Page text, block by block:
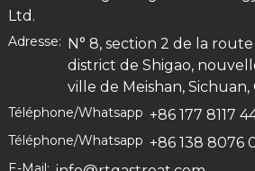
Ltd.
Adresse: N° 8, section 2 de la
district de Shigao,
ville de Meishan, Sichuan,
Téléphone/Whatsapp +86 177 8117
Téléphone/Whatsapp +86 138 8076